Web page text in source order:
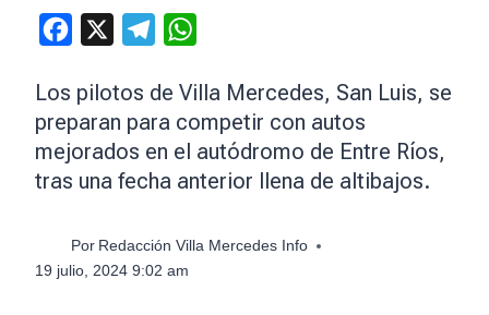
Facebook Telegram
Los pilotos de Villa Mercedes, San Luis, se
preparan para competir con autos
mejorados en el autódromo de Entre Ríos,
tras una fecha anterior llena de altibajos.
Por Redacción Villa Mercedes Info
19 julio, 2024 9:02 am